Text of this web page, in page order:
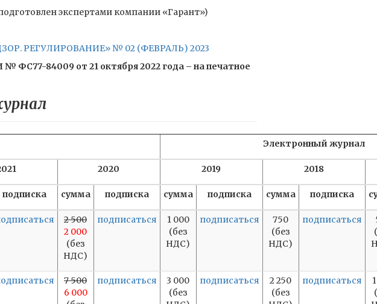
экспертами компании «Гарант»)
РЕГУЛИРОВАНИЕ» № 02 (ФЕВРАЛЬ) 2023
ФС77-84009 от 21 октября 2022 года – на печатное
Электронный журнал
2020 2019 2018
подписка сумма подписка сумма подписка сумма подписка
2 500
2 000
(без
НДС)
подписаться
1 000
(без
НДС)
подписаться
750
(без
НДС)
подписаться
7 500
6 000
подписаться
3 000
(без
подписаться
2 250
(без
подписаться